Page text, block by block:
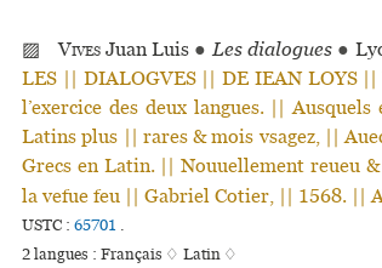
▨Vives Juan Luis ● Les dialogues ●
LES || DIALOGVES || DE IEAN LOYS
l’exercice des deux langues. ||
Latins plus || rares & mois vsagez, ||
Grecs en Latin. || Nouuellement reueu
la vefue feu || Gabriel Cotier, || 1568. ||
USTC : 65701 .
2 langues : Français ♢ Latin ♢